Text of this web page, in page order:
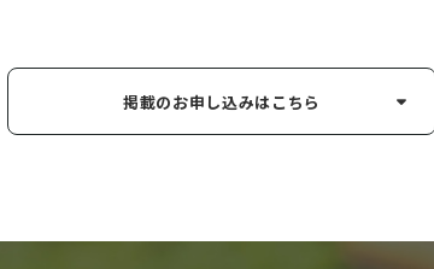
掲載のお申し込みはこちら